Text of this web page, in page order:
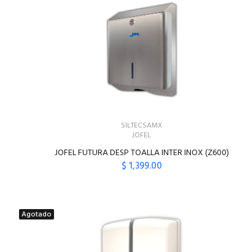
SILTECSAMX
JOFEL
JOFEL FUTURA DESP TOALLA INTER INOX (Z600)
$ 1,399.00
Agotado